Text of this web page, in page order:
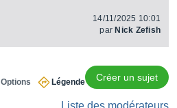
14/11/2025 10:01
par Nick Zefish
Créer un sujet
Légende
Options
Liste des modérateurs